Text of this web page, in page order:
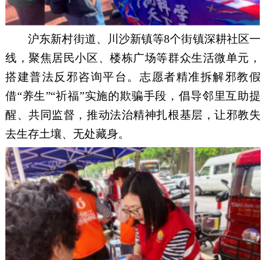
沪东新村街道、川沙新镇等8个街镇深耕社区一
线，聚焦居民小区、楼栋广场等群众生活微单元，
搭建普法反邪咨询平台。志愿者精准拆解邪教假
借“养生”“祈福”实施的欺骗手段，倡导邻里互助提
醒、共同监督，推动法治精神扎根基层，让邪教失
去生存土壤、无处藏身。